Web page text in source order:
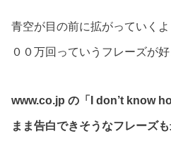
青空が目の前に拡がっていく
００万回っていうフレーズが好
www.co.jp の「I don’t know
まま告白できそうなフレーズ